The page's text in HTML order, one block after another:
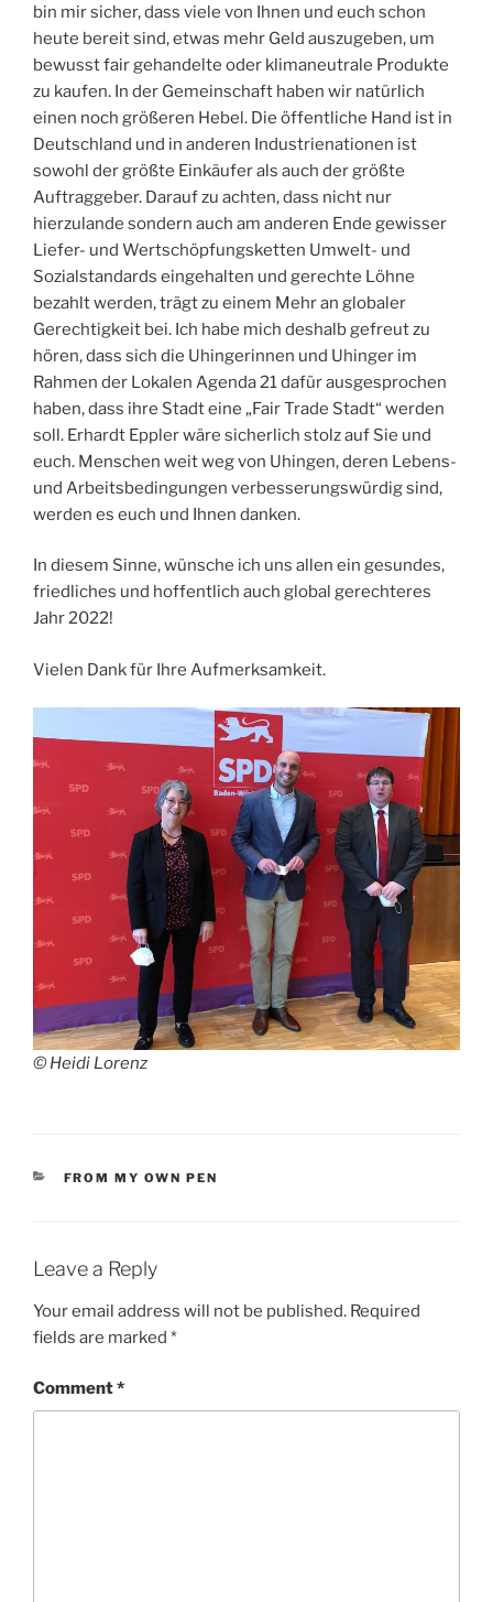
bin mir sicher, dass viele von Ihnen und euch schon
heute bereit sind, etwas mehr Geld auszugeben, um
bewusst fair gehandelte oder klimaneutrale Produkte
zu kaufen. In der Gemeinschaft haben wir natürlich
einen noch größeren Hebel. Die öffentliche Hand ist in
Deutschland und in anderen Industrienationen ist
sowohl der größte Einkäufer als auch der größte
Auftraggeber. Darauf zu achten, dass nicht nur
hierzulande sondern auch am anderen Ende gewisser
Liefer- und Wertschöpfungsketten Umwelt- und
Sozialstandards eingehalten und gerechte Löhne
bezahlt werden, trägt zu einem Mehr an globaler
Gerechtigkeit bei. Ich habe mich deshalb gefreut zu
hören, dass sich die Uhingerinnen und Uhinger im
Rahmen der Lokalen Agenda 21 dafür ausgesprochen
haben, dass ihre Stadt eine „Fair Trade Stadt“ werden
soll. Erhardt Eppler wäre sicherlich stolz auf Sie und
euch. Menschen weit weg von Uhingen, deren Lebens-
und Arbeitsbedingungen verbesserungswürdig sind,
werden es euch und Ihnen danken.
In diesem Sinne, wünsche ich uns allen ein gesundes,
friedliches und hoffentlich auch global gerechteres
Jahr 2022!
Vielen Dank für Ihre Aufmerksamkeit.
© Heidi Lorenz
CATEGORIES
FROM MY OWN PEN
Leave a Reply
Your email address will not be published. Required
fields are marked *
Comment*